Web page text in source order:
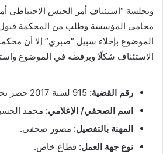
وبجلسة “استئناف أمر الحبس الاحتياطي
محامي المؤسسة وطلب من المحكمة قبول
الموضوع بإخلاء سبيل “صبري” إلا أن
الاستئناف شكلًا وبرفضه في الموضوع
رقم القضية:
اسم الصحفي/ الإعلامي: محمد
المهنة بالتفصيل: مصور صحفي.
نوع جهة العمل: قطاع خاص.